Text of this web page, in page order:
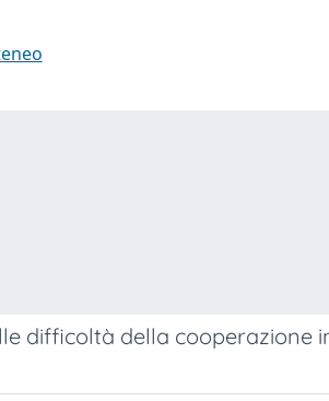
difficoltà della cooperazione